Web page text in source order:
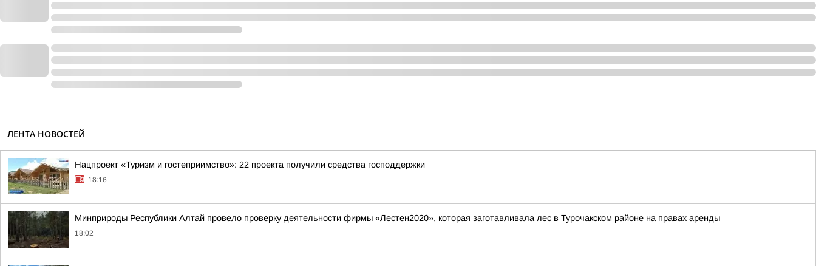
ЛЕНТА НОВОСТЕЙ
Нацпроект «Туризм и гостеприимство»: 22 проекта получили средства господдержки
18:16
Минприроды Республики Алтай провело проверку деятельности фирмы «Лестен2020», которая заготавливала лес в Турочакском районе на правах аренды
18:02